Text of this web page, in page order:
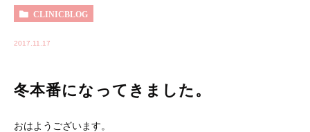
CLINICBLOG
2017.11.17
冬本番になってきました。
おはようございます。